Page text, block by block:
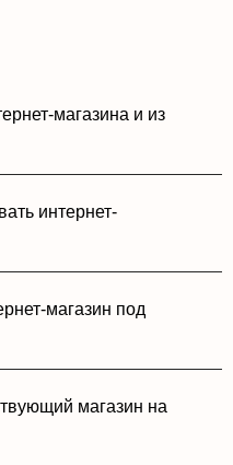
магазина и из
интернет-
магазин под
магазин на